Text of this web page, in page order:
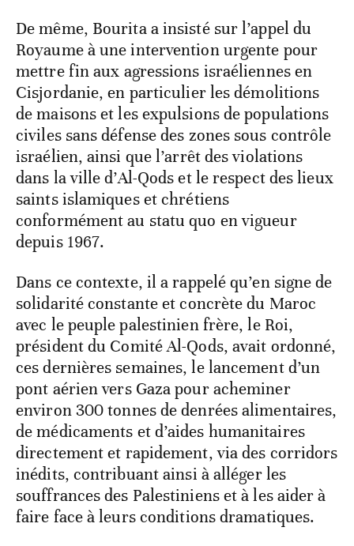
De même, Bourita a insisté sur l’appel du
Royaume à une intervention urgente pour
mettre fin aux agressions israéliennes en
Cisjordanie, en particulier les démolitions
de maisons et les expulsions de populations
civiles sans défense des zones sous contrôle
israélien, ainsi que l’arrêt des violations
dans la ville d’Al-Qods et le respect des lieux
saints islamiques et chrétiens
conformément au statu quo en vigueur
depuis 1967.
Dans ce contexte, il a rappelé qu’en signe de
solidarité constante et concrète du Maroc
avec le peuple palestinien frère, le Roi,
président du Comité Al-Qods, avait ordonné,
ces dernières semaines, le lancement d’un
pont aérien vers Gaza pour acheminer
environ 300 tonnes de denrées alimentaires,
de médicaments et d’aides humanitaires
directement et rapidement, via des corridors
inédits, contribuant ainsi à alléger les
souffrances des Palestiniens et à les aider à
faire face à leurs conditions dramatiques.